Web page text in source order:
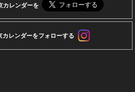
カレンダーを
レンダーをフォローする